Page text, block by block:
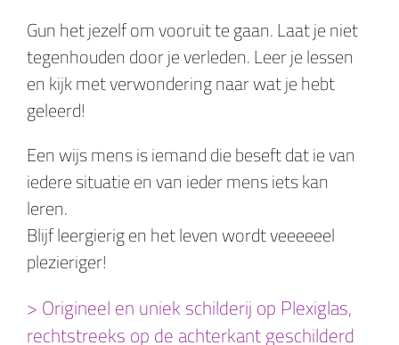
Gun het jezelf om vooruit te gaan. Laat je niet
tegenhouden door je verleden. Leer je lessen
en kijk met verwondering naar wat je hebt
geleerd!
Een wijs mens is iemand die beseft dat ie van
iedere situatie en van ieder mens iets kan
leren.
Blijf leergierig en het leven wordt veeeeeel
plezieriger!
> Origineel en uniek schilderij op Plexiglas,
rechtstreeks op de achterkant geschilderd